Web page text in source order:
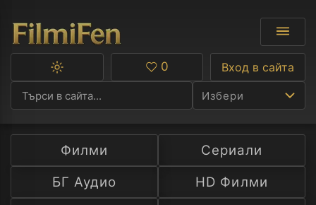
Избери
Ф
С
Превключване
тъмна
тема
Любими
0 Вход в сайта
Филми
Сериали
БГ Аудио
HD Филми